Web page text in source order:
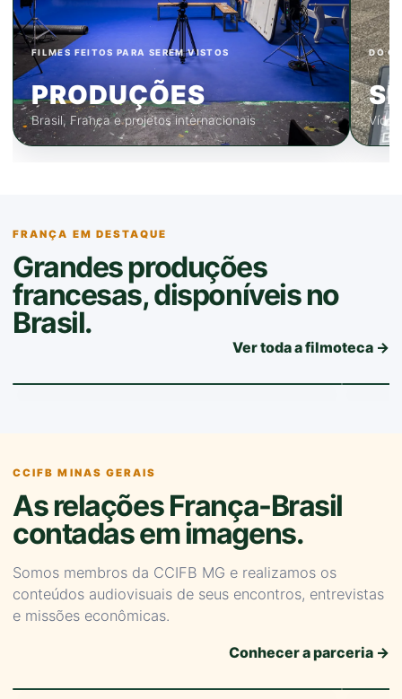
FILMES FEITOS PARA SEREM VISTOS
PRODUÇÕES
Brasil, França e projetos internacionais
DO
FRANÇA EM DESTAQUE
Grandes produções
francesas, disponíveis no
Brasil.
Ver toda a filmoteca →
PORSCHE · FILME DE MARCA
Porsche 356, Legacy & Passion
CCIFB MINAS GERAIS
As relações França-Brasil
contadas em imagens.
Somos membros da CCIFB MG e realizamos os
conteúdos audiovisuais de seus encontros, entrevistas
e missões econômicas.
Conhecer a parceria →
CCIFB MG · NETWORKING
Coquetel Eurocâmara MG